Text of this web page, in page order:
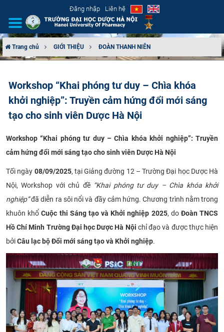
Đăng nhập Liên hệ
CƠ CẤU TỔ CHỨC
TUYỂN SINH
ĐÀO TẠO
KHOA HỌC CÔNG NGHỆ
HTQT
CỰU NGƯỜI HỌC
Trang chủ GIỚI THIỆU ĐOÀN THANH NIÊN
Workshop “Khai phóng tư duy – Chìa khóa
khởi nghiệp”: Truyền cảm hứng đổi mới sáng
tạo cho sinh viên Dược Hà Nội
Workshop “Khai phóng tư duy – Chìa khóa khởi nghiệp”: Truyền
cảm hứng đổi mới sáng tạo cho sinh viên Dược Hà Nội
Tối ngày 08/09/2025, tại Giảng đường 12 – Trường Đại học Dược Hà
Nội, Workshop với chủ đề “Khai phóng tư duy – Chìa khóa khởi
nghiệp”đã diễn ra sôi nổi và đầy cảm hứng. Chương trình nằm trong
khuôn khổCuộc thi Sáng tạo và Khởi nghiệp 2025, doĐoàn TNCS
Hồ Chí Minh Trường Đại học Dược Hà Nội chỉ đạo và được thực hiện
bởiCâu lạc bộ Đổi mới sáng tạo và Khởi nghiệp.